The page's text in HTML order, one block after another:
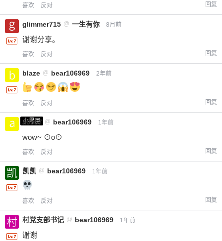
立刻支付
喜欢 反对 回复
glimmer715 @ 一生有你 8月前
谢谢分享。
喜欢 反对 回复
blaze @ bear106969 2年前
喜欢 反对 回复
小黑屋
a0987 @ bear106969 1年前
wow~ ⊙o⊙
喜欢 反对 回复
凯凯 @ bear106969 1年前
喜欢 反对 回复
村党支部书记 @ bear106969 1年前
谢谢
忘记密码？